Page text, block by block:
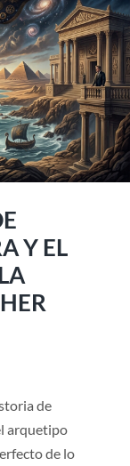
Y EL
de
arquetipo
de lo